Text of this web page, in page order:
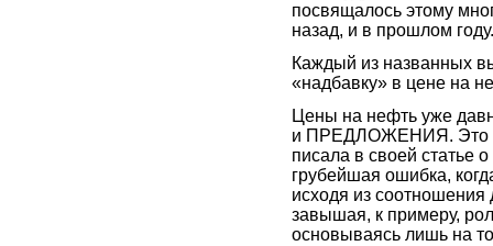
посвящалось этому
назад, и в прошлом году.
Каждый из названных
«надбавку» в цене на
Цены на нефть уже
и ПРЕДЛОЖЕНИЯ. Это
писала в своей статье
грубейшая ошибка,
исходя из
завышая, к примеру,
основываясь лишь на